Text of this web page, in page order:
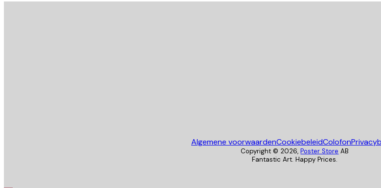
Algemene voorwaardenCookiebeleidColofon
Copyright © 2026, Poster Store AB
Fantastic Art. Happy Prices.